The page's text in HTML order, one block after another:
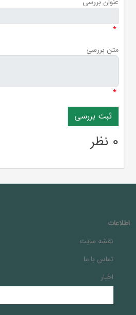
*
متن بررسی
*
0 نظر
اطلاعات
نقشه سایت
تماس با ما
اخبار